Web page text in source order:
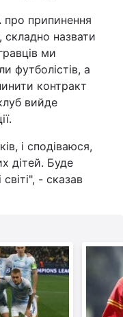
про припинення
назвати
ми
футболістів, а
контракт
вийде
і сподіваюся,
дітей. Буде
- сказав